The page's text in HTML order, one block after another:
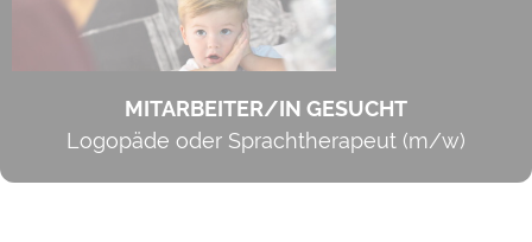
MITARBEITER/IN GESUCHT
Logopäde oder Sprachtherapeut (m/w)